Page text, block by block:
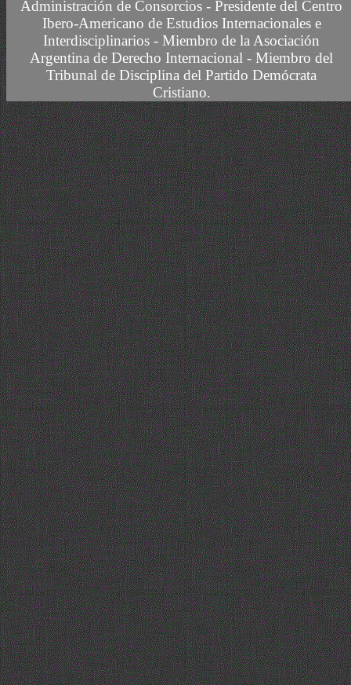
Administración de Consorcios - Presidente del Centro
Ibero-Americano de Estudios Internacionales e
Interdisciplinarios - Miembro de la Asociación
Argentina de Derecho Internacional - Miembro del
Tribunal de Disciplina del Partido Demócrata
Cristiano.